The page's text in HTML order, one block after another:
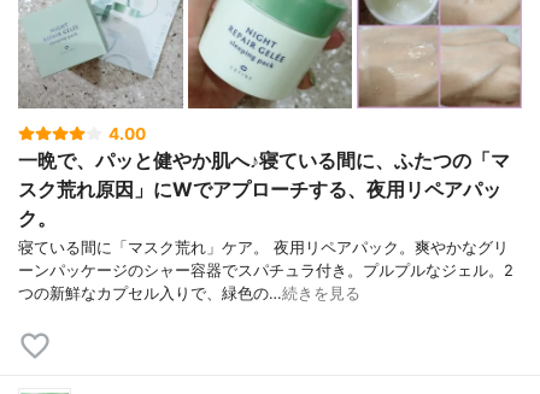
ン、メチルグルセス-20、ペンチレングリコ
ール、オクタカプリル酸ポリグリセリル-
6、トリ（カプリル酸/カプリン酸）グリセ
リル、ポリソルベート80、ポリソルベート
60、PPG-13デシルテトラデセス-24、イソ
（アクリル酸ヒドロキシエチル/アクリロイ
ルジメチルタウリンNa）コポリマー、アル
ギン酸Na、酸化チタン、酸化鉄、マイカ、
酸Na、トコフェロール、ニオイテンジクア
オイ油、オレンジ果皮油、イランイラン花
油、ローマカミツレ花油、ベルガモット果
香り
4.00
一晩で、パッと健やか肌へ♪寝ている間に、ふたつの「マ
スク荒れ原因」にWでアプローチする、夜用リペアパッ
ク。
寝ている間に「マスク荒れ」ケア。 夜用リペアパック。爽やかなグリ
ーンパッケージのシャー容器でスパチュラ付き。プルプルなジェル。2
つの新鮮なカプセル入りで、緑色の…続きを見る